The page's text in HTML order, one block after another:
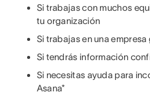
Si trabajas con muchos
tu organización
Si trabajas en una empresa
Si tendrás información
Si necesitas ayuda para
Asana*